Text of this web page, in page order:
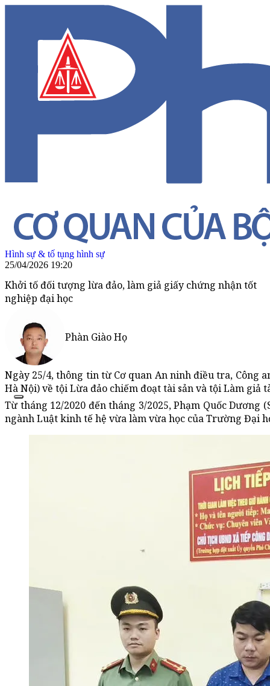
Hình sự & tố tụng hình sự
25/04/2026 19:20
Khởi tố đối tượng lừa đảo, làm giả giấy chứng nhận tốt
nghiệp đại học
Phàn Giào Họ
Ngày 25/4, thông tin từ Cơ quan An ninh điều tra, Công
Hà Nội) về tội Lừa đảo chiếm đoạt tài sản và tội Làm giả
Từ tháng 12/2020 đến tháng 3/2025, Phạm Quốc
ngành Luật kinh tế hệ vừa làm vừa học của Trường Đại